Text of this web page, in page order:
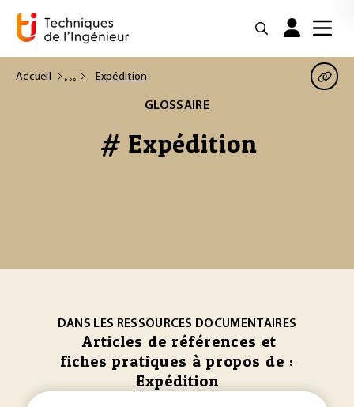
Accueil Expédition
GLOSSAIRE
# Expédition
DANS LES RESSOURCES DOCUMENTAIRES
Articles de références et
fiches pratiques à propos de :
Expédition